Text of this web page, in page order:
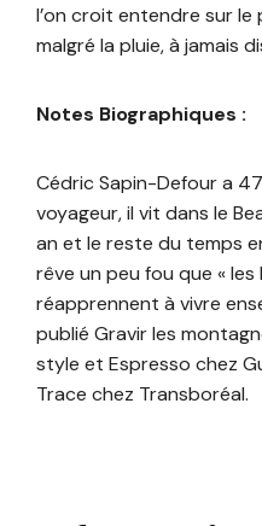
l’on croit entendre sur
malgré la pluie, à jamais
Notes Biographiques :
Cédric Sapin-Defour a
voyageur, il vit dans le
an et le reste du temps
rêve un peu fou que «
réapprennent à vivre
publié Gravir les
style et Espresso chez
Trace chez Transboréal.